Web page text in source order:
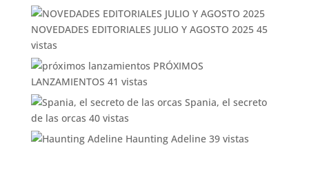
NOVEDADES EDITORIALES JULIO Y AGOSTO 2025 45
vistas
PRÓXIMOS
LANZAMIENTOS 41 vistas
Spania, el secreto
de las orcas 40 vistas
Haunting Adeline 39 vistas